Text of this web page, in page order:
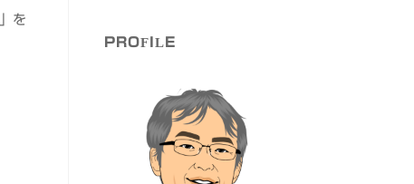
」を
PROFILE